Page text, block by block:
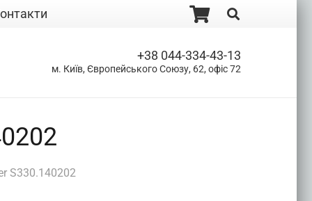
+38 044-334-43-13
м. Київ, Європейського Союзу, 62, офіс 72
S330.140202